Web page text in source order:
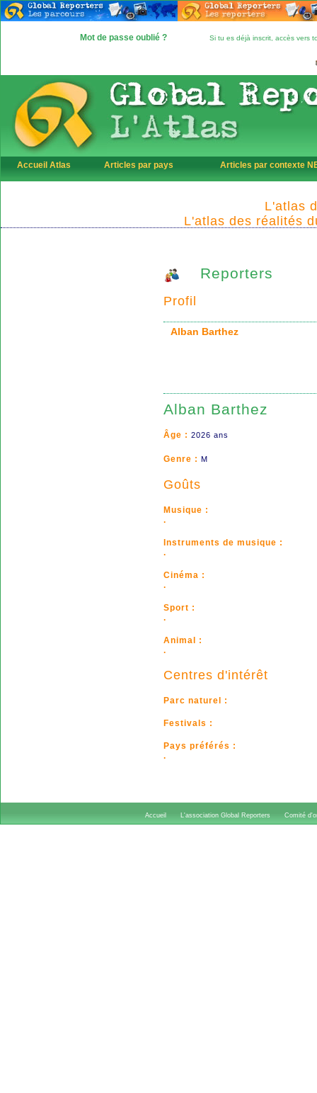
Mot de passe oublié ? Si tu es déjà inscrit, accès vers
Accueil Atlas Articles par pays Articles par contexte
L'atlas
L'atlas des réalités
Reporters
Profil
Alban Barthez
Alban Barthez
Âge : 2026 ans
Genre : M
Goûts
Musique :
.
Instruments de musique :
.
Cinéma :
.
Sport :
.
Animal :
.
Centres d'intérêt
Parc naturel :
Festivals :
Pays préférés :
.
Accueil L'association Global Reporters Comité